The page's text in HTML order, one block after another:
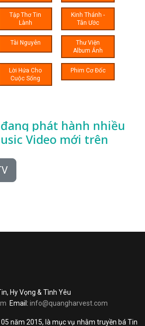
Tập Thơ Tin
Lành
Kinh Thánh -
Tân Ước
Tài Nguyên
Thư Viện
Album Ảnh
Lời Hứa Cho
Cuộc Sống
Phim Cơ Đốc
phát hành nhiều
Video mới trên
Hy Vọng & Tình Yêu
Email: info@quangharvest.com
năm 2015, là mục vụ nhằm truyền bá Tin